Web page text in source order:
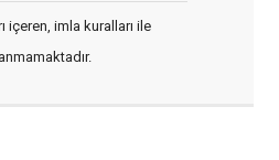
içeren, imla kuralları ile